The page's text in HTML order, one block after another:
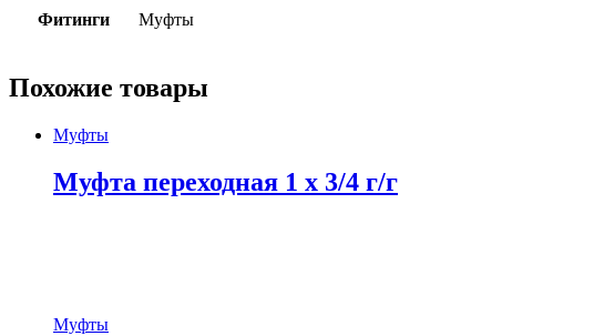
Фитинги Муфты
Похожие товары
Муфты
Муфта переходная 1 x 3/4 г/г
Муфты